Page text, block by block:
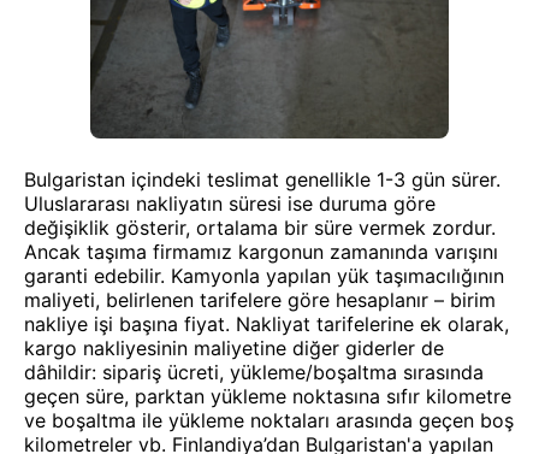
Bulgaristan içindeki teslimat genellikle 1-3 gün sürer.
Uluslararası nakliyatın süresi ise duruma göre
değişiklik gösterir, ortalama bir süre vermek zordur.
Ancak taşıma firmamız kargonun zamanında varışını
garanti edebilir. Kamyonla yapılan yük taşımacılığının
maliyeti, belirlenen tarifelere göre hesaplanır – birim
nakliye işi başına fiyat. Nakliyat tarifelerine ek olarak,
kargo nakliyesinin maliyetine diğer giderler de
dâhildir: sipariş ücreti, yükleme/boşaltma sırasında
geçen süre, parktan yükleme noktasına sıfır kilometre
ve boşaltma ile yükleme noktaları arasında geçen boş
kilometreler vb. Finlandiya’dan Bulgaristan'a yapılan